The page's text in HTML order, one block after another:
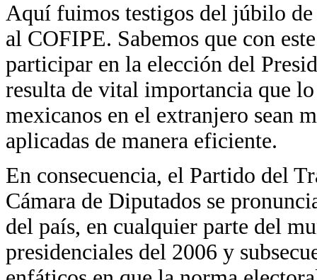
Aquí fuimos testigos del júbilo
al COFIPE. Sabemos que con
participar en la elección del
resulta de vital importancia que
mexicanos en el extranjero sean
aplicadas de manera eficiente.
En consecuencia, el Partido del
Cámara de Diputados se
del país, en cualquier parte del
presidenciales del 2006 y